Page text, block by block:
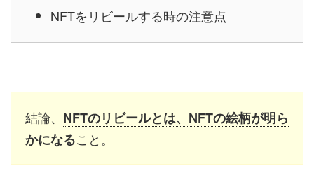
NFTをリビールする時の注意点
結論、 NFTのリビールとは、NFTの絵柄が明ら
かになること。